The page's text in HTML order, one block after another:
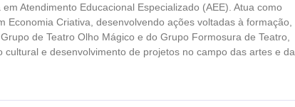
Atendimento Educacional Especializado (AEE). Atua como
Criativa, desenvolvendo ações voltadas à formação,
de Teatro Olho Mágico e do Grupo Formosura de Teatro,
e desenvolvimento de projetos no campo das artes e da